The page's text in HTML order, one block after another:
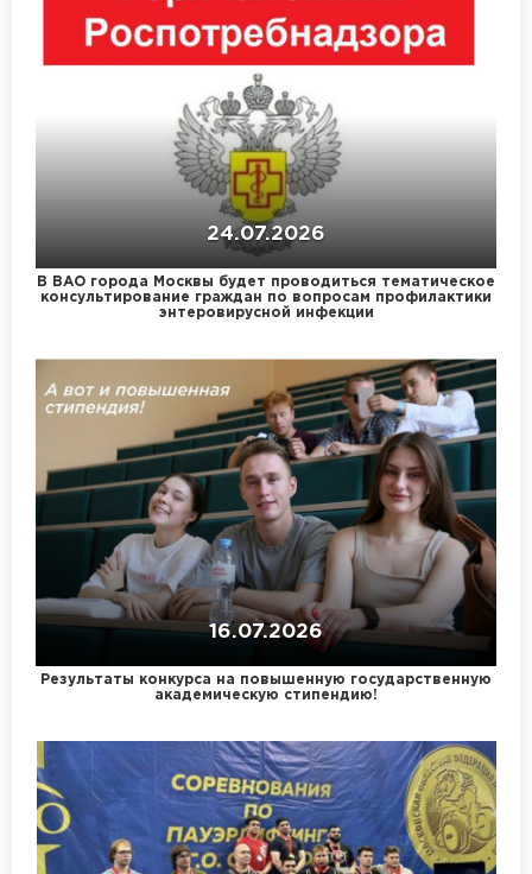
24.07.2026
В ВАО города Москвы будет проводиться тематическое
консультирование граждан по вопросам профилактики
энтеровирусной инфекции
16.07.2026
Результаты конкурса на повышенную государственную
академическую стипендию!